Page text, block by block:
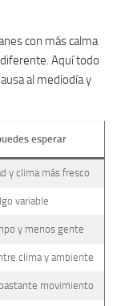
con más calma
Aquí todo
al mediodía y
esperar
y clima más fresco
variable
y menos gente
clima y ambiente
movimiento